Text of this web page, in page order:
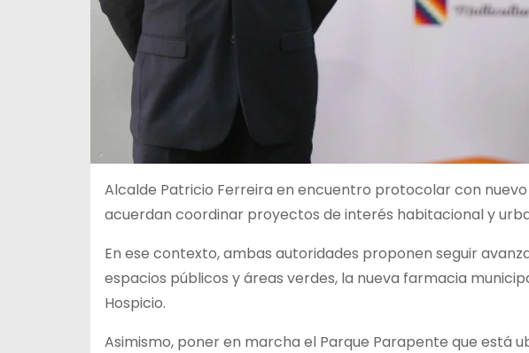
Alcalde Patricio Ferreira en encuentro protocolar con nuevo
acuerdan coordinar proyectos de interés habitacional y
En ese contexto, ambas autoridades proponen seguir
espacios públicos y áreas verdes, la nueva farmacia
Hospicio.
Asimismo, poner en marcha el Parque Parapente que está